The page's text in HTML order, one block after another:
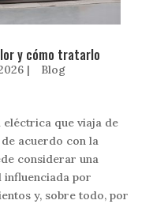
y cómo tratarlo
|
Blog
eléctrica que viaja de
acuerdo con la
considerar una
influenciada por
y, sobre todo, por